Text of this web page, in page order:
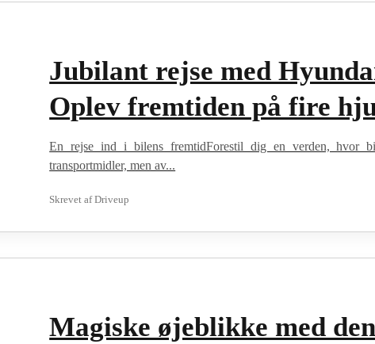
Jubilant rejse med
Oplev fremtiden på fire
En rejse ind i bilens fremtidForestil dig en verden, hvor
transportmidler, men av...
Skrevet afDriveup
Magiske øjeblikke med